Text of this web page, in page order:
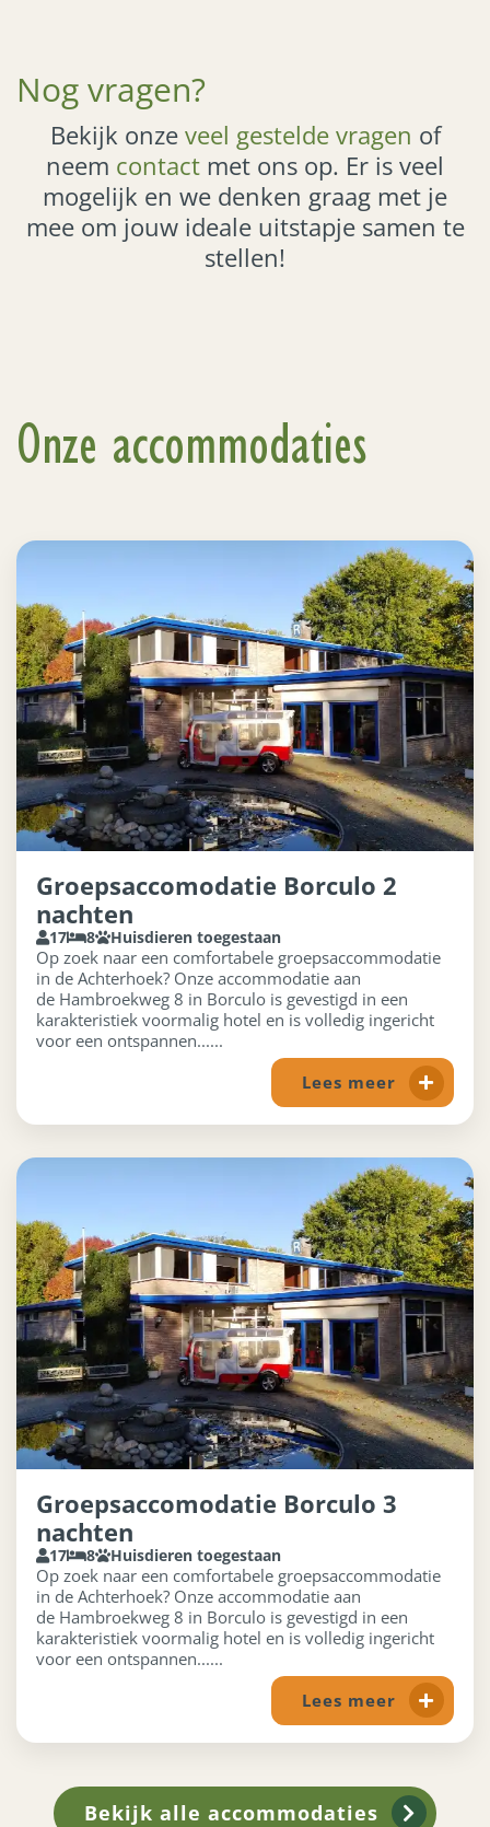
Nog vragen?
Bekijk onze veel gestelde vragen of
neem contact met ons op. Er is veel
mogelijk en we denken graag met je
mee om jouw ideale uitstapje samen te
stellen!
Onze accommodaties
Groepsaccomodatie Borculo 2
nachten
17 8 Huisdieren toegestaan
Op zoek naar een comfortabele groepsaccommodatie
in de Achterhoek? Onze accommodatie aan
de Hambroekweg 8 in Borculo is gevestigd in een
karakteristiek voormalig hotel en is volledig ingericht
voor een ontspannen......
Lees meer
Groepsaccomodatie Borculo 3
nachten
17 8 Huisdieren toegestaan
Op zoek naar een comfortabele groepsaccommodatie
in de Achterhoek? Onze accommodatie aan
de Hambroekweg 8 in Borculo is gevestigd in een
karakteristiek voormalig hotel en is volledig ingericht
voor een ontspannen......
Lees meer
Bekijk alle accommodaties